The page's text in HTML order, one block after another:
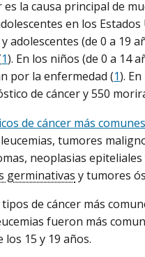
la causa principal de
en los Estados
adolescentes (de 0 a 19
1). En los niños (de 0 a 14
por la enfermedad (1).
de cáncer y 550
de cáncer más
tumores
neoplasias
germinativas y tumores
de cáncer más
fueron más
15 y 19 años.